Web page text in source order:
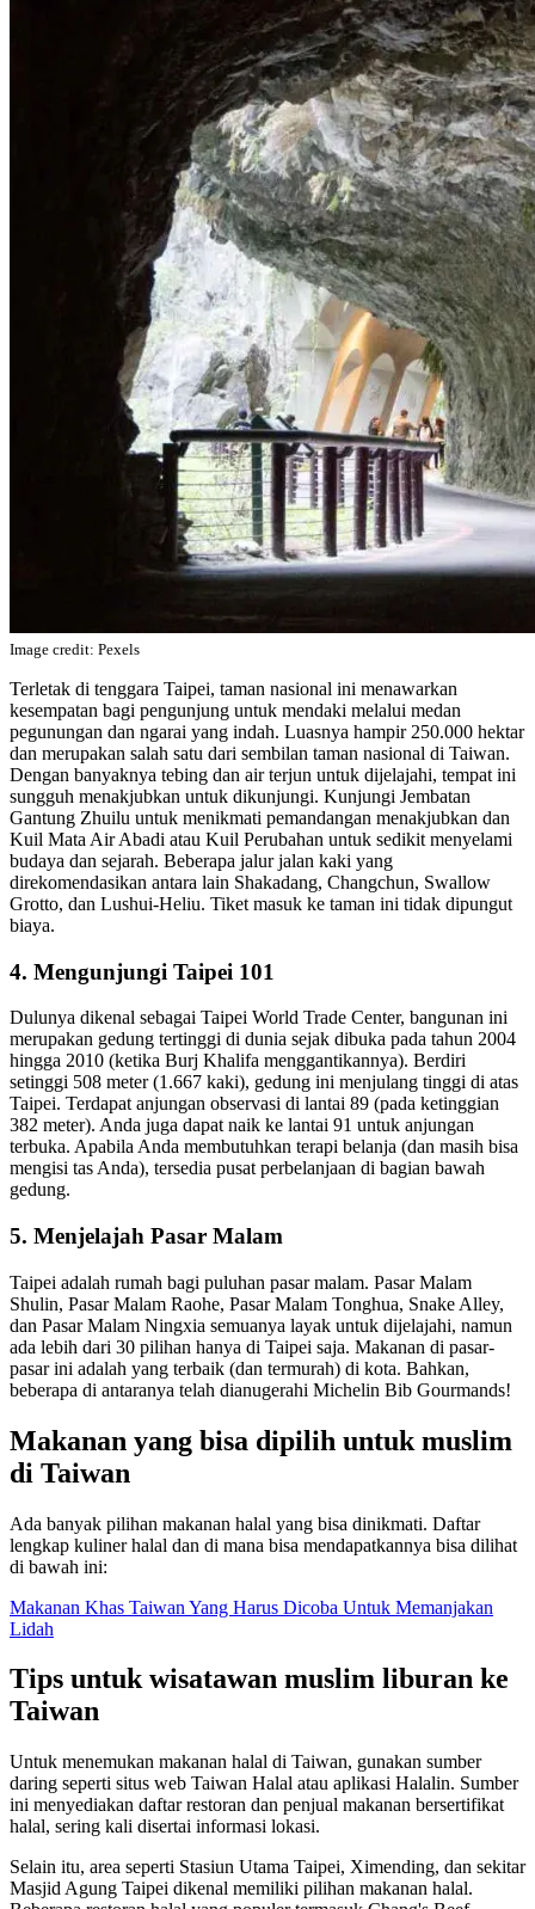
Image credit: Pexels
Terletak di tenggara Taipei, taman nasional ini menawarkan
kesempatan bagi pengunjung untuk mendaki melalui medan
pegunungan dan ngarai yang indah. Luasnya hampir 250.000 hektar
dan merupakan salah satu dari sembilan taman nasional di Taiwan.
Dengan banyaknya tebing dan air terjun untuk dijelajahi, tempat ini
sungguh menakjubkan untuk dikunjungi. Kunjungi Jembatan
Gantung Zhuilu untuk menikmati pemandangan menakjubkan dan
Kuil Mata Air Abadi atau Kuil Perubahan untuk sedikit menyelami
budaya dan sejarah. Beberapa jalur jalan kaki yang
direkomendasikan antara lain Shakadang, Changchun, Swallow
Grotto, dan Lushui-Heliu. Tiket masuk ke taman ini tidak dipungut
biaya.
4. Mengunjungi Taipei 101
Dulunya dikenal sebagai Taipei World Trade Center, bangunan ini
merupakan gedung tertinggi di dunia sejak dibuka pada tahun 2004
hingga 2010 (ketika Burj Khalifa menggantikannya). Berdiri
setinggi 508 meter (1.667 kaki), gedung ini menjulang tinggi di atas
Taipei. Terdapat anjungan observasi di lantai 89 (pada ketinggian
382 meter). Anda juga dapat naik ke lantai 91 untuk anjungan
terbuka. Apabila Anda membutuhkan terapi belanja (dan masih bisa
mengisi tas Anda), tersedia pusat perbelanjaan di bagian bawah
gedung.
5. Menjelajah Pasar Malam
Taipei adalah rumah bagi puluhan pasar malam. Pasar Malam
Shulin, Pasar Malam Raohe, Pasar Malam Tonghua, Snake Alley,
dan Pasar Malam Ningxia semuanya layak untuk dijelajahi, namun
ada lebih dari 30 pilihan hanya di Taipei saja. Makanan di pasar-
pasar ini adalah yang terbaik (dan termurah) di kota. Bahkan,
beberapa di antaranya telah dianugerahi Michelin Bib Gourmands!
Makanan yang bisa dipilih untuk muslim
di Taiwan
Ada banyak pilihan makanan halal yang bisa dinikmati. Daftar
lengkap kuliner halal dan di mana bisa mendapatkannya bisa dilihat
di bawah ini:
Makanan Khas Taiwan Yang Harus Dicoba Untuk Memanjakan
Lidah
Tips untuk wisatawan muslim liburan ke
Taiwan
Untuk menemukan makanan halal di Taiwan, gunakan sumber
daring seperti situs web Taiwan Halal atau aplikasi Halalin. Sumber
ini menyediakan daftar restoran dan penjual makanan bersertifikat
halal, sering kali disertai informasi lokasi.
Selain itu, area seperti Stasiun Utama Taipei, Ximending, dan sekitar
Masjid Agung Taipei dikenal memiliki pilihan makanan halal.